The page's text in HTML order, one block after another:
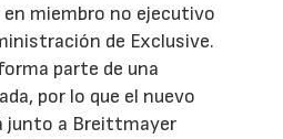
miembro no ejecutivo
de Exclusive.
parte de una
por lo que el nuevo
junto a Breittmayer